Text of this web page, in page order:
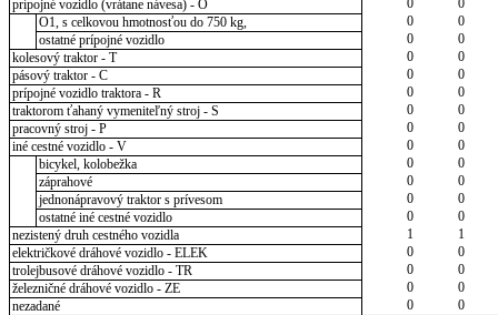
prípojné vozidlo (vrátane návesa) - O
0
0
O1, s celkovou hmotnosťou do 750 kg,
0
0
ostatné prípojné vozidlo
0
0
kolesový traktor - T
0
0
pásový traktor - C
0
0
prípojné vozidlo traktora - R
0
0
traktorom ťahaný vymeniteľný stroj - S
0
0
pracovný stroj - P
0
0
iné cestné vozidlo - V
0
0
bicykel, kolobežka
0
0
záprahové
0
0
jednonápravový traktor s prívesom
0
0
ostatné iné cestné vozidlo
0
0
nezistený druh cestného vozidla
1
1
električkové dráhové vozidlo - ELEK
0
0
trolejbusové dráhové vozidlo - TR
0
0
železničné dráhové vozidlo - ZE
0
0
nezadané
0 0